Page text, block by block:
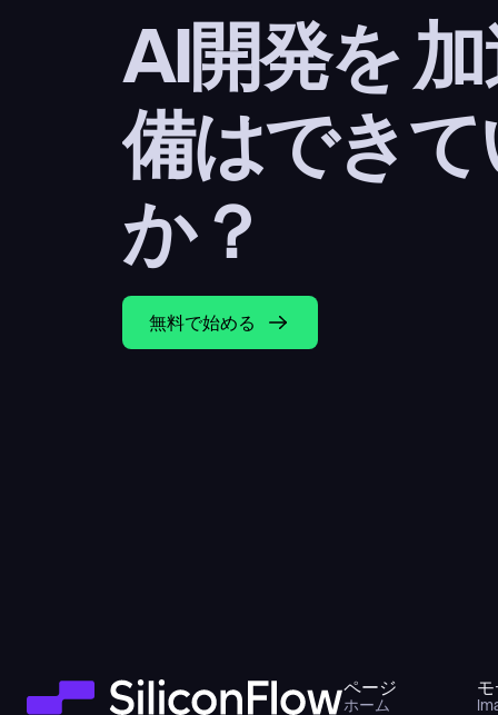
AI開発を
備はでき
か？
無料で始める
ページ
ホーム